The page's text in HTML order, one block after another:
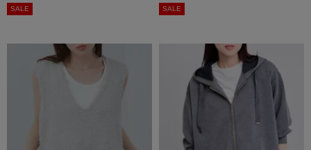
SALE SALE